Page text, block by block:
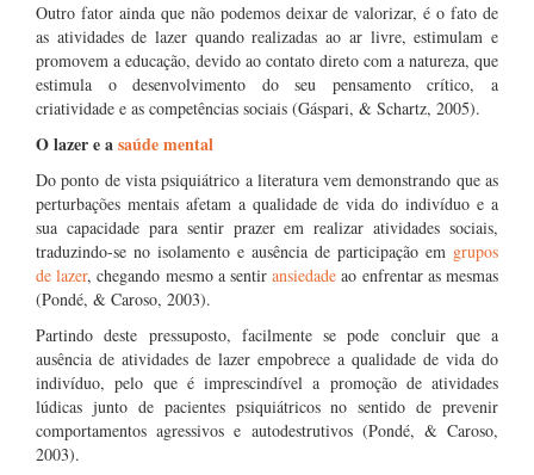
Outro fator ainda que não podemos deixar de valorizar, é o fato de
as atividades de lazer quando realizadas ao ar livre, estimulam e
promovem a educação, devido ao contato direto com a natureza, que
estimula o desenvolvimento do seu pensamento crítico, a
criatividade e as competências sociais (Gáspari, & Schartz, 2005).
O lazer e asaúde mental
Do ponto de vista psiquiátrico a literatura vem demonstrando que as
perturbações mentais afetam a qualidade de vida do indivíduo e a
sua capacidade para sentir prazer em realizar atividades sociais,
traduzindo-se no isolamento e ausência de participação em grupos
de lazer, chegando mesmo a sentiransiedade ao enfrentar as mesmas
(Pondé, & Caroso, 2003).
Partindo deste pressuposto, facilmente se pode concluir que a
ausência de atividades de lazer empobrece a qualidade de vida do
indivíduo, pelo que é imprescindível a promoção de atividades
lúdicas junto de pacientes psiquiátricos no sentido de prevenir
comportamentos agressivos e autodestrutivos (Pondé, & Caroso,
2003).